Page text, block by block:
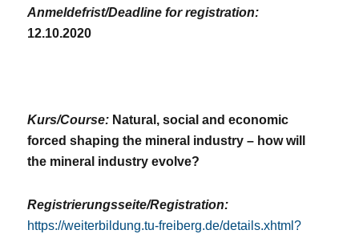
Anmeldefrist/Deadline for registration:
12.10.2020
Kurs/Course: Natural, social and economic
forced shaping the mineral industry – how will
the mineral industry evolve?
Registrierungsseite/Registration:
https://weiterbildung.tu-freiberg.de/details.xhtml?